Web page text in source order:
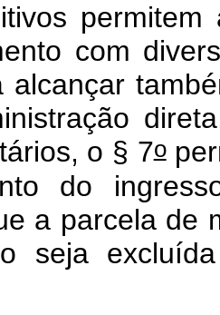
com
alcançar
o § 7o
do
a parcela de
seja